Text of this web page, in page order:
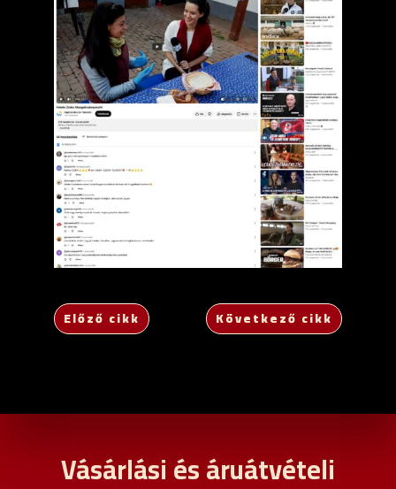
Előző cikk Következő cikk
Vásárlási és áruátvételi